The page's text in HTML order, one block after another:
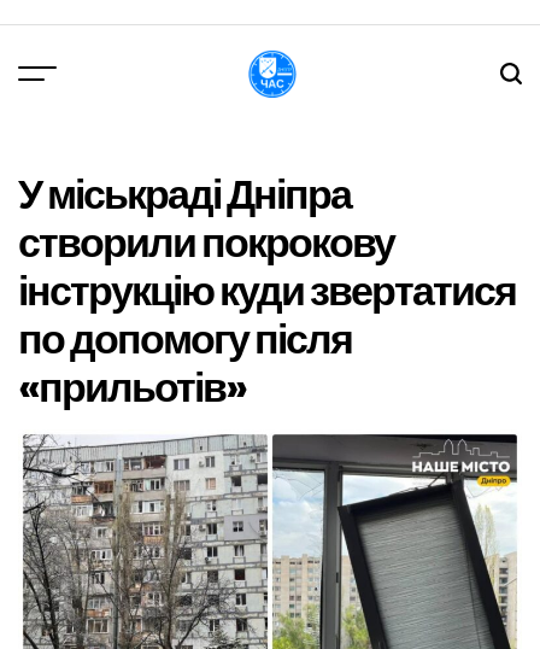
вмісту
У міськраді Дніпра
створили покрокову
інструкцію куди звертатися
по допомогу після
«прильотів»